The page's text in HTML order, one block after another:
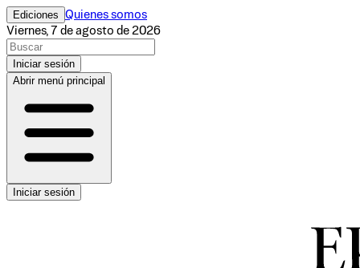
Ediciones Quienes somos
Viernes, 7 de agosto de 2026
Iniciar sesión
Abrir menú principal
Iniciar sesión